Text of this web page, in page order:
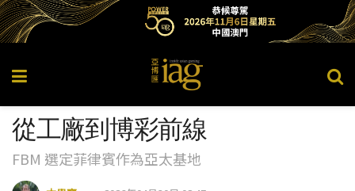
從工廠到博彩前線
FBM 選定菲律賓作為亞太基地